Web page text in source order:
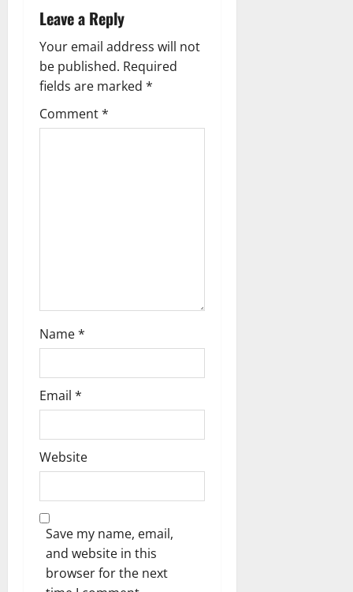
Leave a Reply
Your email address will not
be published. Required
fields are marked *
Comment*
Name*
Email *
Website
Save my name, email,
and website in this
browser for the next